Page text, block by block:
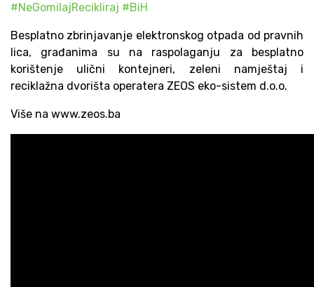
#NeGomilajRecikliraj #BiH
Besplatno zbrinjavanje elektronskog otpada od pravnih
lica, građanima su na raspolaganju za besplatno
korištenje ulični kontejneri, zeleni namještaj i
reciklažna dvorišta operatera ZEOS eko-sistem d.o.o.
Više na www.zeos.ba